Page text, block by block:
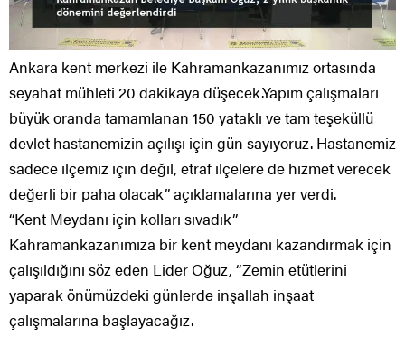
Ankara kent merkezi ile Kahramankazanımız ortasında
seyahat mühleti 20 dakikaya düşecek.Yapım çalışmaları
büyük oranda tamamlanan 150 yataklı ve tam teşeküllü
devlet hastanemizin açılışı için gün sayıyoruz. Hastanemiz
sadece ilçemiz için değil, etraf ilçelere de hizmet verecek
değerli bir paha olacak” açıklamalarına yer verdi.
“Kent Meydanı için kolları sıvadık”
Kahramankazanımıza bir kent meydanı kazandırmak için
çalışıldığını söz eden Lider Oğuz, “Zemin etütlerini
yaparak önümüzdeki günlerde inşallah inşaat
çalışmalarına başlayacağız.